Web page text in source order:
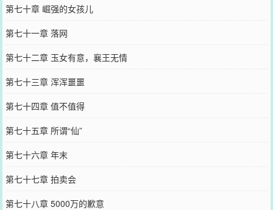
第七十章 崛强的女孩儿
第七十一章 落网
第七十二章 玉女有意，襄王无情
第七十三章 浑浑噩噩
第七十四章 值不值得
第七十五章 所谓“仙”
第七十六章 年末
第七十七章 拍卖会
第七十八章 5000万的歉意